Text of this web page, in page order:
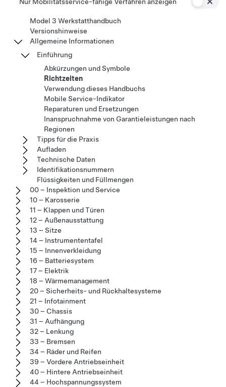
Model 3 Werkstatthandbuch
Versionshinweise
Allgemeine Informationen
Einführung
Abkürzungen und Symbole
Richtzeiten
Verwendung dieses Handbuchs
Mobile Service-Indikator
Reparaturen und Ersetzungen
Inanspruchnahme von Garantieleistungen nach
Regionen
Tipps für die Praxis
Aufladen
Technische Daten
Identifikationsnummern
Flüssigkeiten und Füllmengen
00 – Inspektion und Service
10 – Karosserie
11 – Klappen und Türen
12 – Außenausstattung
13 – Sitze
14 – Instrumententafel
15 – Innenverkleidung
16 – Batteriesystem
17 – Elektrik
18 – Wärmemanagement
20 – Sicherheits- und Rückhaltesysteme
21 – Infotainment
30 – Chassis
31 – Aufhängung
32 – Lenkung
33 – Bremsen
34 – Räder und Reifen
39 – Vordere Antriebseinheit
40 – Hintere Antriebseinheit
44 – Hochspannungssystem